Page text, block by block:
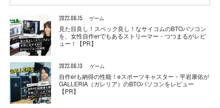
2022.06.15 ゲーム
見た目良し！スペック良し！なサイコムのBTOパソコン
を、女性自作erでもあるストリーマー・つつまるがレビ
ュー！【PR】
2022.06.13 ゲーム
自作erも納得の性能！eスポーツキャスター・平岩康佑が
GALLERIA（ガレリア）のBTOパソコンをレビュー
【PR】